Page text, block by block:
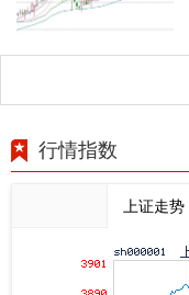
行情指数
上证走势